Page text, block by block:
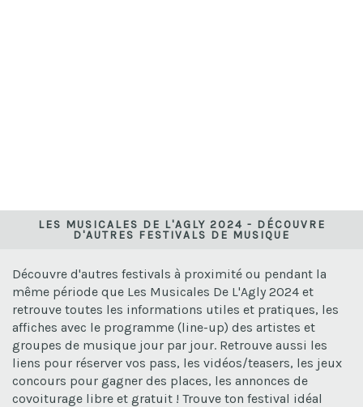
LES MUSICALES DE L'AGLY 2024 - DÉCOUVRE
D'AUTRES FESTIVALS DE MUSIQUE
Découvre d'autres festivals à proximité ou pendant la
même période que Les Musicales De L'Agly 2024 et
retrouve toutes les informations utiles et pratiques, les
affiches avec le programme (line-up) des artistes et
groupes de musique jour par jour. Retrouve aussi les
liens pour réserver vos pass, les vidéos/teasers, les jeux
concours pour gagner des places, les annonces de
covoiturage libre et gratuit ! Trouve ton festival idéal